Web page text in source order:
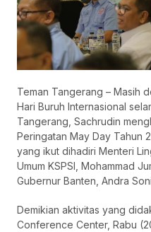
Teman Tangerang – Masih
Hari Buruh Internasional
Tangerang, Sachrudin
Peringatan May Day Tahun
yang ikut dihadiri Menteri
Umum KSPSI, Mohammad
Gubernur Banten, Andra
Demikian aktivitas yang
Conference Center, Rabu